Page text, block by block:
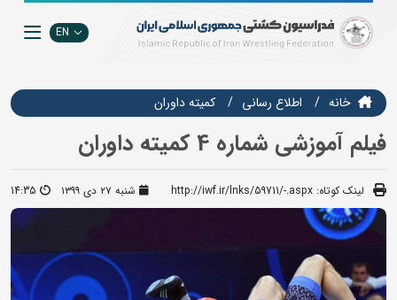
EN
خانه اطلاع رسانی کمیته داوران
فیلم آموزشی شماره 4 کمیته داوران
لینک کوتاه: http://iwf.ir/lnks/59711/-.aspx شنبه ۲۷ دی ۱۳۹۹ 14:35